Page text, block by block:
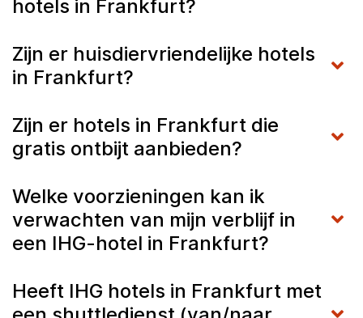
hotels in Frankfurt?
Zijn er huisdiervriendelijke hotels
in Frankfurt?
Zijn er hotels in Frankfurt die
gratis ontbijt aanbieden?
Welke voorzieningen kan ik
verwachten van mijn verblijf in
een IHG-hotel in Frankfurt?
Heeft IHG hotels in Frankfurt met